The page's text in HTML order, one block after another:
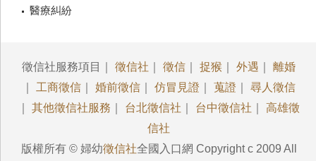
醫療糾紛
徵信社服務項目｜ 徵信社 徵信 捉猴 外遇
離婚
工商徵信 婚前徵信 仿冒見證 蒐證
尋人徵信
其他徵信社服務 台北徵信社 台中徵信社
高雄徵
信社
版權所有 © 婦幼徵信社全國入口網 Copyright c 2009 All